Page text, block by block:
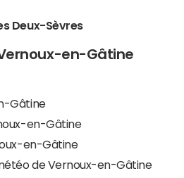
Deux-Sèvres
en-Gâtine
Gâtine
en-Gâtine
en-Gâtine
de Vernoux-en-Gâtine